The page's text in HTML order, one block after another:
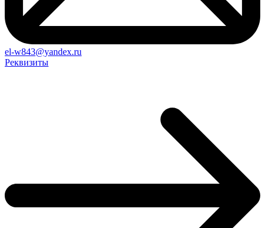
el-w843@yandex.ru
Реквизиты